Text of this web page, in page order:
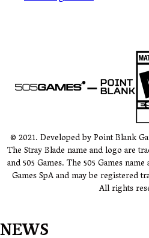
© 2021. Developed by Point Blank
The Stray Blade name and logo are
and 505 Games. The 505 Games
Games SpA and may be registered
All rights
NEWS